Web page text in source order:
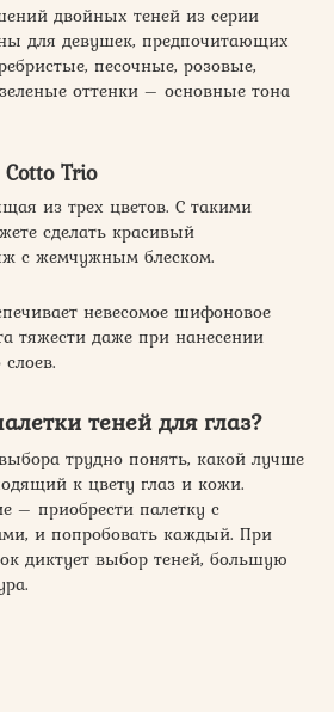
двойных теней из серии
для девушек, предпочитающих
песочные, розовые,
оттенки – основные тона
Trio
из трех цветов. С такими
сделать красивый
с жемчужным блеском.
невесомое шифоновое
тяжести даже при нанесении
теней для глаз?
трудно понять, какой лучше
к цвету глаз и кожи.
– приобрести палетку с
и попробовать каждый. При
диктует выбор теней, большую